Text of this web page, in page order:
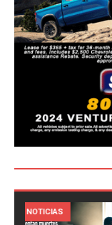
LOCAL